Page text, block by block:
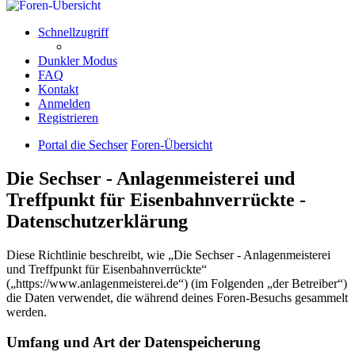
Schnellzugriff
Dunkler Modus
FAQ
Kontakt
Anmelden
Registrieren
Portal die Sechser Foren-Übersicht
Die Sechser - Anlagenmeisterei und
Treffpunkt für Eisenbahnverrückte -
Datenschutzerklärung
Diese Richtlinie beschreibt, wie „Die Sechser - Anlagenmeisterei
und Treffpunkt für Eisenbahnverrückte“
(„https://www.anlagenmeisterei.de“) (im Folgenden „der Betreiber“)
die Daten verwendet, die während deines Foren-Besuchs gesammelt
werden.
Umfang und Art der Datenspeicherung